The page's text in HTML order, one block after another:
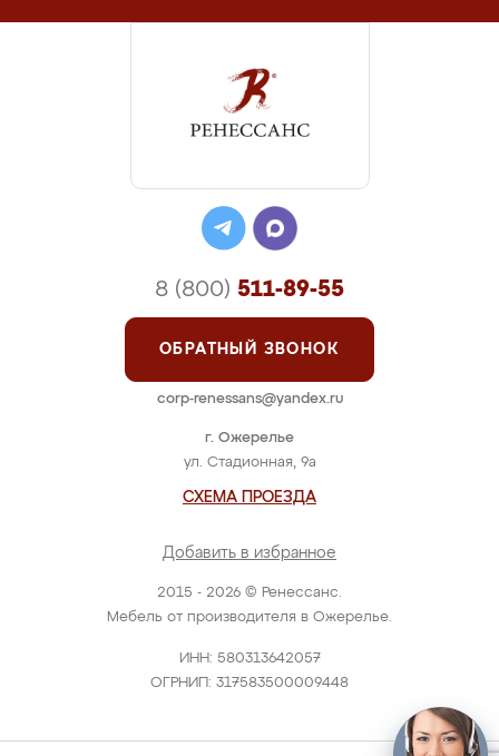
2015 - 2026 © Ренессанс.
Мебель от производителя в Ожерелье.
ИНН: 580313642057
ОГРНИП: 317583500009448
г. Ожерелье
ул. Стадионная, 9а
СХЕМА ПРОЕЗДА
Добавить в избранное
8 (800) 511-89-55
ОБРАТНЫЙ ЗВОНОК
corp-renessans@yandex.ru